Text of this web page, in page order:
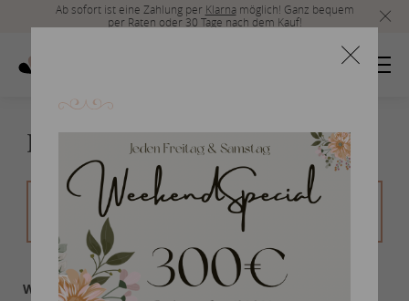
Ab sofort ist eine Zahlung per Klarnamöglich! Ganz bequem
per Raten oder 30 Tage nach dem Kauf!
Dein Wunschtermin
Jetzt 200€ sparen!– Durch unser WEEKEND-SPECIAL
(Freitag und Samstag).
Wann findet deine Hochzeit statt? *